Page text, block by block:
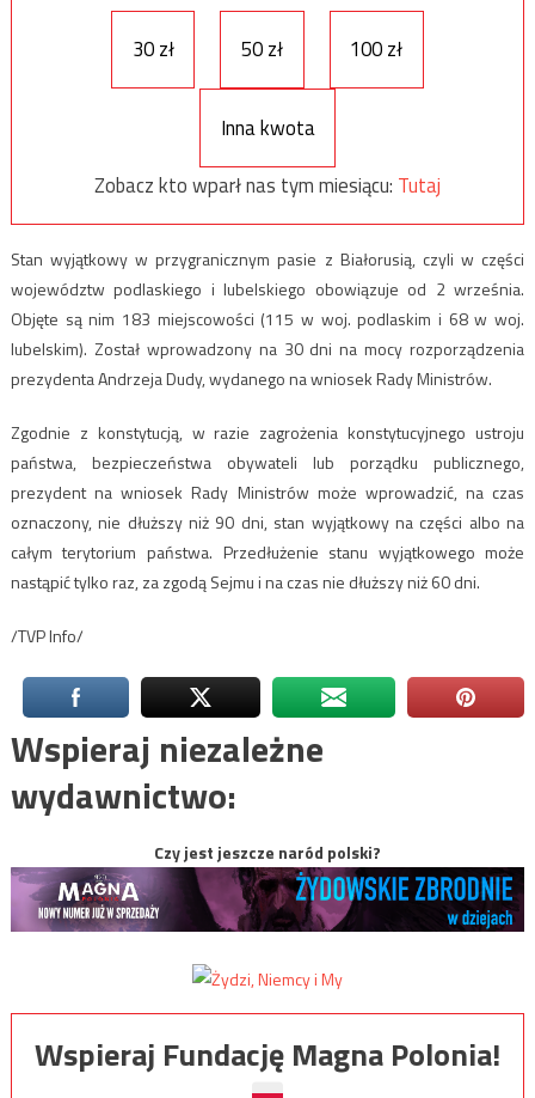
30 zł 50 zł 100 zł
Inna kwota
Zobacz kto wparł nas tym miesiącu: Tutaj
Stan wyjątkowy w przygranicznym pasie z Białorusią, czyli w części
województw podlaskiego i lubelskiego obowiązuje od 2 września.
Objęte są nim 183 miejscowości (115 w woj. podlaskim i 68 w woj.
lubelskim). Został wprowadzony na 30 dni na mocy rozporządzenia
prezydenta Andrzeja Dudy, wydanego na wniosek Rady Ministrów.
Zgodnie z konstytucją, w razie zagrożenia konstytucyjnego ustroju
państwa, bezpieczeństwa obywateli lub porządku publicznego,
prezydent na wniosek Rady Ministrów może wprowadzić, na czas
oznaczony, nie dłuższy niż 90 dni, stan wyjątkowy na części albo na
całym terytorium państwa. Przedłużenie stanu wyjątkowego może
nastąpić tylko raz, za zgodą Sejmu i na czas nie dłuższy niż 60 dni.
/TVP Info/
Wspieraj niezależne
wydawnictwo:
Czy jest jeszcze naród polski?
Wspieraj Fundację Magna Polonia!